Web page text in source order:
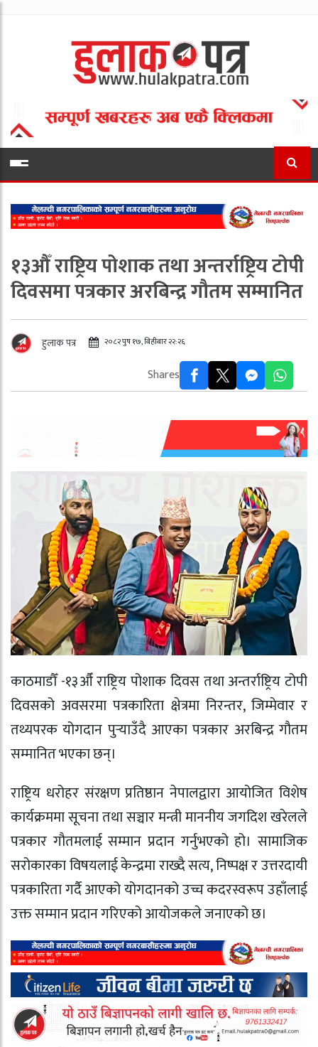
१३औँ राष्ट्रिय पोशाक तथा अन्तर्राष्ट्रिय टोपी
दिवसमा पत्रकार अरबिन्द्र गौतम सम्मानित
हुलाक पत्र २०८२ पुष १७, बिहीबार २२:२६
Shares
काठमाडौँ -१३औँ राष्ट्रिय पोशाक दिवस तथा अन्तर्राष्ट्रिय टोपी
दिवसको अवसरमा पत्रकारिता क्षेत्रमा निरन्तर, जिम्मेवार र
तथ्यपरक योगदान पुर्‍याउँदै आएका पत्रकार अरबिन्द्र गौतम
सम्मानित भएका छन्।
राष्ट्रिय धरोहर संरक्षण प्रतिष्ठान नेपालद्वारा आयोजित विशेष
कार्यक्रममा सूचना तथा सञ्चार मन्त्री माननीय जगदिश खरेलले
पत्रकार गौतमलाई सम्मान प्रदान गर्नुभएको हो। सामाजिक
सरोकारका विषयलाई केन्द्रमा राख्दै सत्य, निष्पक्ष र उत्तरदायी
पत्रकारिता गर्दै आएको योगदानको उच्च कदरस्वरूप उहाँलाई
उक्त सम्मान प्रदान गरिएको आयोजकले जनाएको छ।